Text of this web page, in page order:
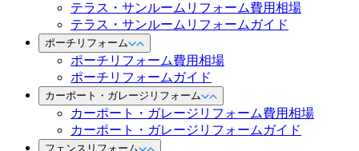
テラス・サンルームリフォーム費用相場
テラス・サンルームリフォームガイド
ポーチリフォーム
ポーチリフォーム費用相場
ポーチリフォームガイド
カーポート・ガレージリフォーム
カーポート・ガレージリフォーム費用相場
カーポート・ガレージリフォームガイド
フェンスリフォーム